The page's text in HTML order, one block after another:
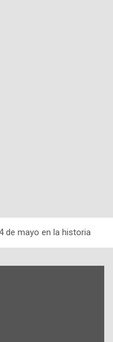
de mayo en la historia